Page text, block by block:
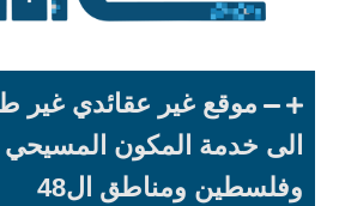
موقع غير عقائدي غير
الى خدمة المكون المسيحي
وفلسطين ومناطق ال48